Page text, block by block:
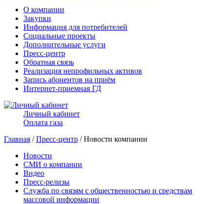
О компании
Закупки
Информация для потребителей
Социальные проекты
Дополнительные услуги
Пресс-центр
Обратная связь
Реализация непрофильных активов
Запись абонентов на приём
Интернет-приемная ГД
Личный кабинет
Оплата газа
Главная /Пресс-центр / Новости компании
Новости
СМИ о компании
Видео
Пресс-релизы
Служба по связям с общественностью и средствам
массовой информации